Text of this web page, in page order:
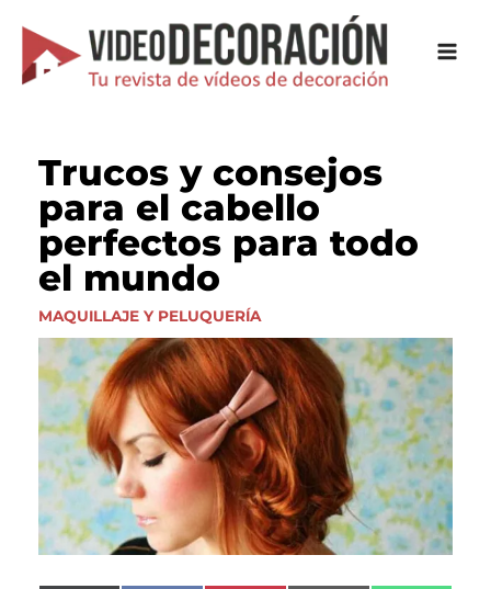
contenido
Trucos y consejos
para el cabello
perfectos para todo
el mundo
MAQUILLAJE Y PELUQUERÍA